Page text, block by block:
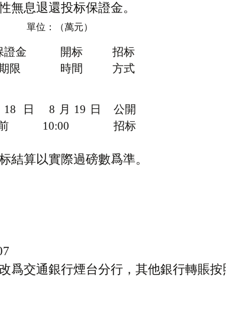
無息退還投标保證金。
單位：（萬元）
證金
限
開标
時間
招标
方式
18 日
8月19日
10:00
公開
招标
結算以實際過磅數爲準。
爲交通銀行煙台分行，其他銀行轉賬按